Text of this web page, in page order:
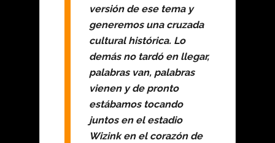
versión de ese tema y
generemos una cruzada
cultural histórica. Lo
demás no tardó en llegar,
palabras van, palabras
vienen y de pronto
estábamos tocando
juntos en el estadio
Wizink en el corazón de